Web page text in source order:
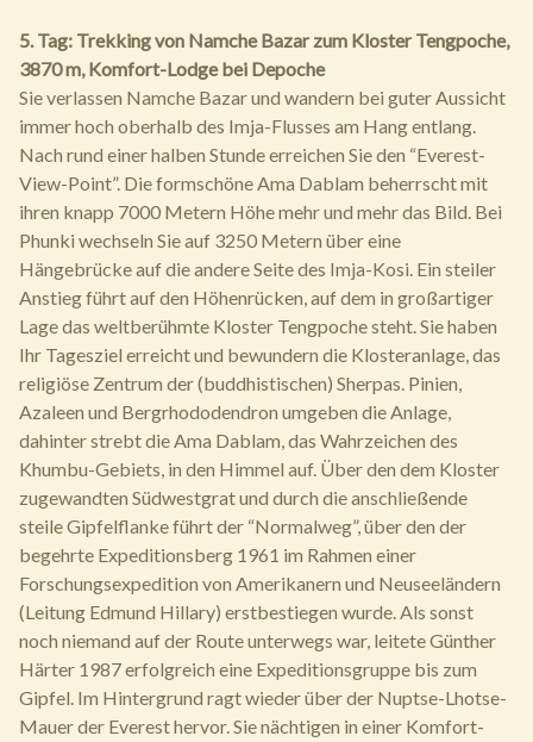
5. Tag: Trekking von Namche Bazar zum Kloster Tengpoche,
3870 m, Komfort-Lodge bei Depoche
Sie verlassen Namche Bazar und wandern bei guter Aussicht
immer hoch oberhalb des Imja-Flusses am Hang entlang.
Nach rund einer halben Stunde erreichen Sie den “Everest-
View-Point”. Die formschöne Ama Dablam beherrscht mit
ihren knapp 7000 Metern Höhe mehr und mehr das Bild. Bei
Phunki wechseln Sie auf 3250 Metern über eine
Hängebrücke auf die andere Seite des Imja-Kosi. Ein steiler
Anstieg führt auf den Höhenrücken, auf dem in großartiger
Lage das weltberühmte Kloster Tengpoche steht. Sie haben
Ihr Tagesziel erreicht und bewundern die Klosteranlage, das
religiöse Zentrum der (buddhistischen) Sherpas. Pinien,
Azaleen und Bergrhododendron umgeben die Anlage,
dahinter strebt die Ama Dablam, das Wahrzeichen des
Khumbu-Gebiets, in den Himmel auf. Über den dem Kloster
zugewandten Südwestgrat und durch die anschließende
steile Gipfelflanke führt der “Normalweg”, über den der
begehrte Expeditionsberg 1961 im Rahmen einer
Forschungsexpedition von Amerikanern und Neuseeländern
(Leitung Edmund Hillary) erstbestiegen wurde. Als sonst
noch niemand auf der Route unterwegs war, leitete Günther
Härter 1987 erfolgreich eine Expeditionsgruppe bis zum
Gipfel. Im Hintergrund ragt wieder über der Nuptse-Lhotse-
Mauer der Everest hervor. Sie nächtigen in einer Komfort-